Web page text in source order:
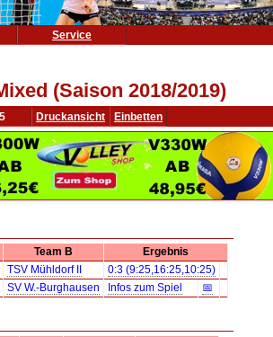
Service
(Saison 2018/2019)
Druckansicht Einbetten
Team B
Ergebnis
TSV Mühldorf II
0:3 (9:25,16:25,10:25)
SV W.-Burghausen Infos zum Spiel 📅